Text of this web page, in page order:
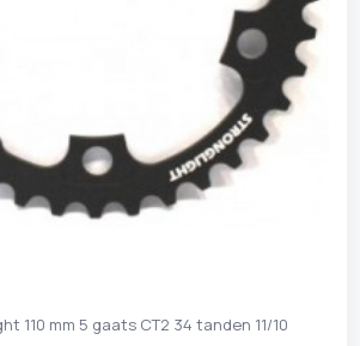
110 mm 5 gaats CT2 34 tanden 11/10